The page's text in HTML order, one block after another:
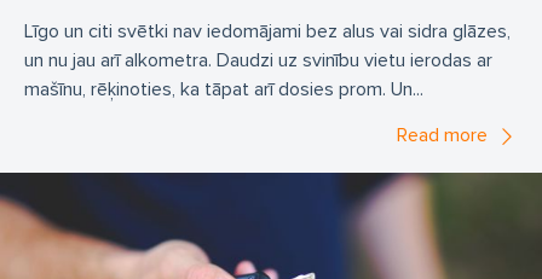
Līgo un citi svētki nav iedomājami bez alus vai sidra glāzes,
un nu jau arī alkometra. Daudzi uz svinību vietu ierodas ar
mašīnu, rēķinoties, ka tāpat arī dosies prom. Un...
Read more